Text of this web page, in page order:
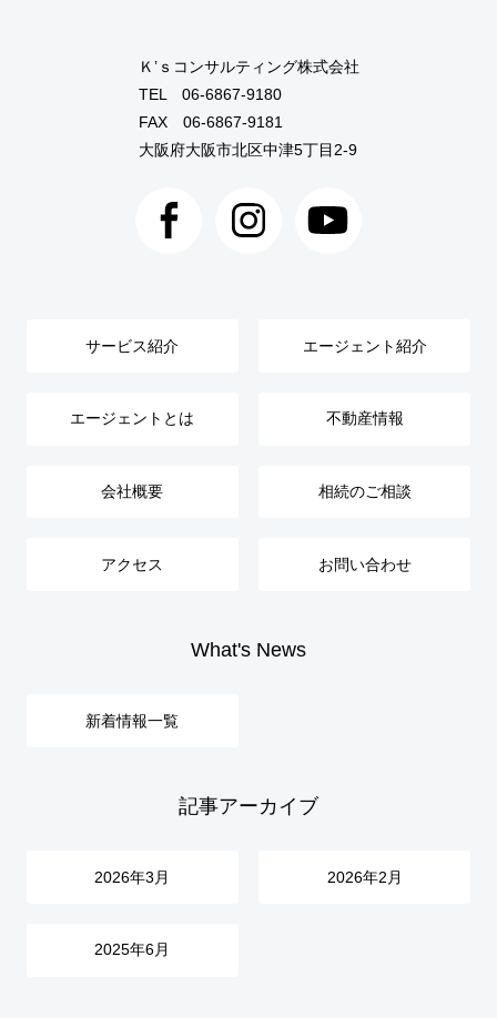
Ｋ’ｓコンサルティング株式会社
TEL 06-6867-9180
FAX 06-6867-9181
大阪府大阪市北区中津5丁目2-9
サービス紹介 エージェント紹介
エージェントとは 不動産情報
会社概要 相続のご相談
アクセス お問い合わせ
What's News
新着情報一覧
記事アーカイブ
2026年3月 2026年2月
2025年6月